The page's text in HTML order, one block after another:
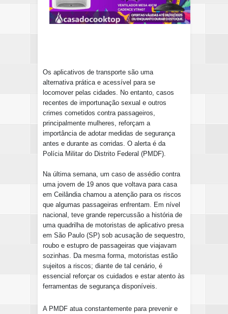
Os aplicativos de transporte são uma
alternativa prática e acessível para se
locomover pelas cidades. No entanto, casos
recentes de importunação sexual e outros
crimes cometidos contra passageiros,
principalmente mulheres, reforçam a
importância de adotar medidas de segurança
antes e durante as corridas. O alerta é da
Polícia Militar do Distrito Federal (PMDF).
Na última semana, um caso de assédio contra
uma jovem de 19 anos que voltava para casa
em Ceilândia chamou a atenção para os riscos
que algumas passageiras enfrentam. Em nível
nacional, teve grande repercussão a história de
uma quadrilha de motoristas de aplicativo presa
em São Paulo (SP) sob acusação de sequestro,
roubo e estupro de passageiras que viajavam
sozinhas. Da mesma forma, motoristas estão
sujeitos a riscos; diante de tal cenário, é
essencial reforçar os cuidados e estar atento às
ferramentas de segurança disponíveis.
A PMDF atua constantemente para prevenir e